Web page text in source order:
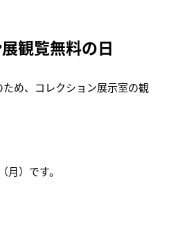
展観覧無料の日
め、コレクション展示室の観
）です。